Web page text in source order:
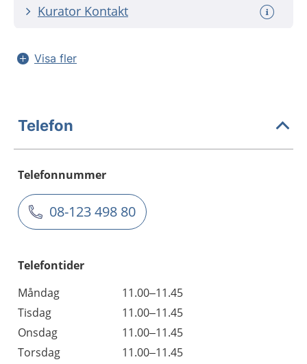
Kurator Kontakt
Visa fler
Telefon
Telefonnummer
08-123 498 80
Telefontider
Måndag
11.00–11.45
Tisdag
11.00–11.45
Onsdag
11.00–11.45
Torsdag
11.00–11.45